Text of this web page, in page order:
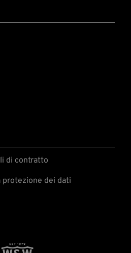
di contratto
protezione dei dati